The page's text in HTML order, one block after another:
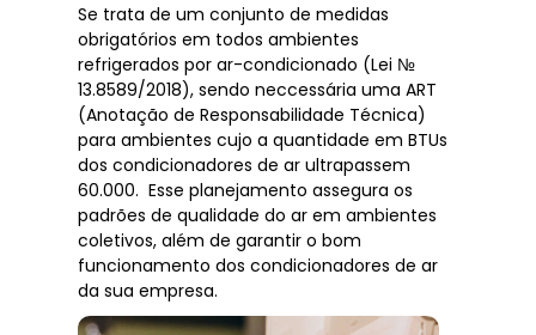
Se trata de um conjunto de medidas
obrigatórios em todos ambientes
refrigerados por ar-condicionado (Lei №
13.8589/2018), sendo neccessária uma ART
(Anotação de Responsabilidade Técnica)
para ambientes cujo a quantidade em BTUs
dos condicionadores de ar ultrapassem
60.000. Esse planejamento assegura os
padrões de qualidade do ar em ambientes
coletivos, além de garantir o bom
funcionamento dos condicionadores de ar
da sua empresa.